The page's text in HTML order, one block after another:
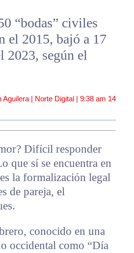
“bodas” civiles
el 2015, bajó a 17
2023, según el
Aguilera | Norte Digital | 9:38 am 14
Difícil responder
que sí se encuentra en
la formalización legal
de pareja, el
conocido en una
occidental como “Día